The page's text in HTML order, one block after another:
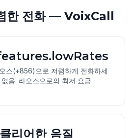
한 전화 — VoixCall
스(+856)으로 저렴하게 전화하세
음. 라오스으로의 최저 요금.
리어한 음질